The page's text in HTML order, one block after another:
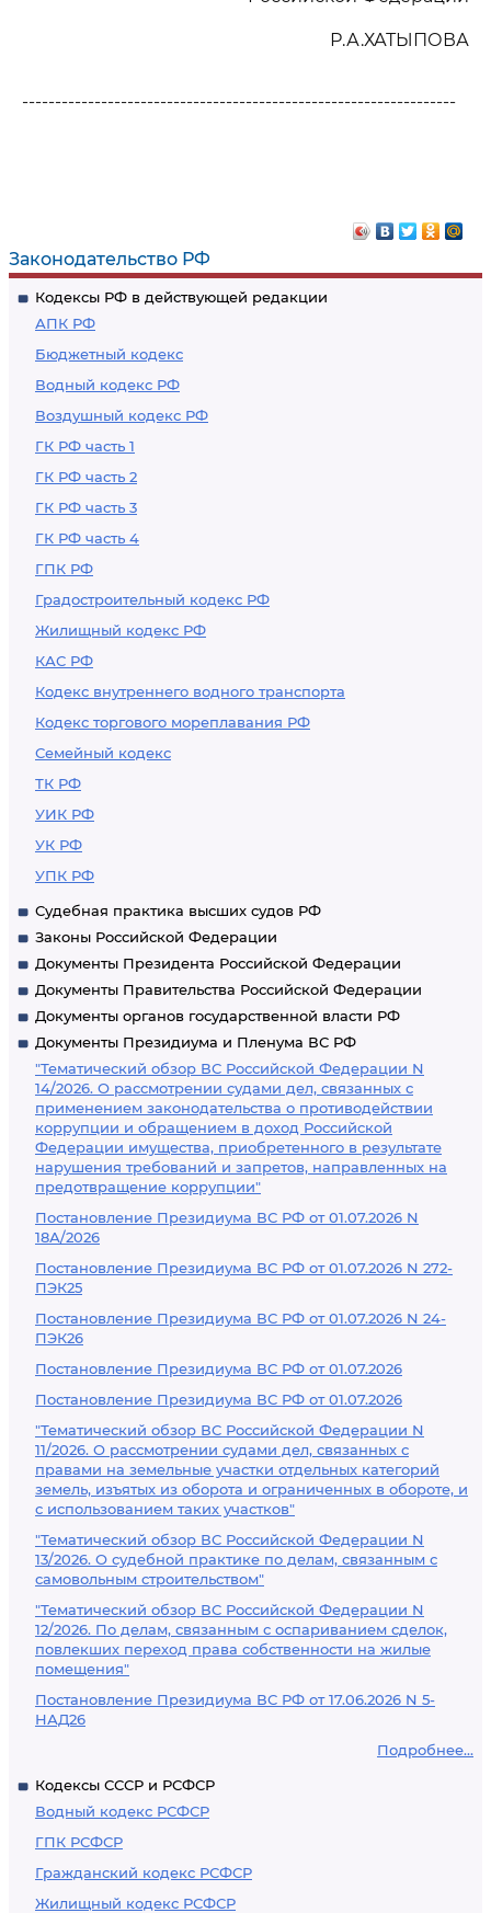
Законодательство РФ
Кодексы РФ в действующей редакции
АПК РФ
Бюджетный кодекс
Водный кодекс РФ
Воздушный кодекс РФ
ГК РФ часть 1
ГК РФ часть 2
ГК РФ часть 3
ГК РФ часть 4
ГПК РФ
Градостроительный кодекс РФ
Жилищный кодекс РФ
КАС РФ
Кодекс внутреннего водного транспорта
Кодекс торгового мореплавания РФ
Семейный кодекс
ТК РФ
УИК РФ
УК РФ
УПК РФ
Судебная практика высших судов РФ
Законы Российской Федерации
Документы Президента Российской Федерации
Документы Правительства Российской Федерации
Документы органов государственной власти РФ
Документы Президиума и Пленума ВС РФ
"Тематический обзор ВС Российской Федерации N
14/2026. О рассмотрении судами дел, связанных с
применением законодательства о противодействии
коррупции и обращением в доход Российской
Федерации имущества, приобретенного в результате
нарушения требований и запретов, направленных на
предотвращение коррупции"
Постановление Президиума ВС РФ от 01.07.2026 N
18А/2026
Постановление Президиума ВС РФ от 01.07.2026 N 272-
ПЭК25
Постановление Президиума ВС РФ от 01.07.2026 N 24-
ПЭК26
Постановление Президиума ВС РФ от 01.07.2026
Постановление Президиума ВС РФ от 01.07.2026
"Тематический обзор ВС Российской Федерации N
11/2026. О рассмотрении судами дел, связанных с
правами на земельные участки отдельных категорий
земель, изъятых из оборота и ограниченных в обороте, и
с использованием таких участков"
"Тематический обзор ВС Российской Федерации N
13/2026. О судебной практике по делам, связанным с
самовольным строительством"
"Тематический обзор ВС Российской Федерации N
12/2026. По делам, связанным с оспариванием сделок,
повлекших переход права собственности на жилые
помещения"
Постановление Президиума ВС РФ от 17.06.2026 N 5-
НАД26
Подробнее...
Кодексы СССР и РСФСР
Водный кодекс РСФСР
ГПК РСФСР
Гражданский кодекс РСФСР
Жилищный кодекс РСФСР
Р.А.ХАТЫПОВА
------------------------------------------------------------------